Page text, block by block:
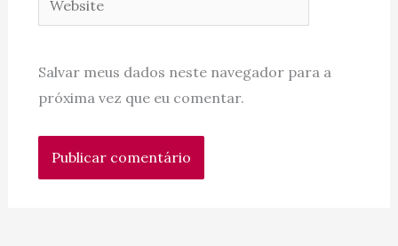
Salvar meus dados neste navegador para a
próxima vez que eu comentar.